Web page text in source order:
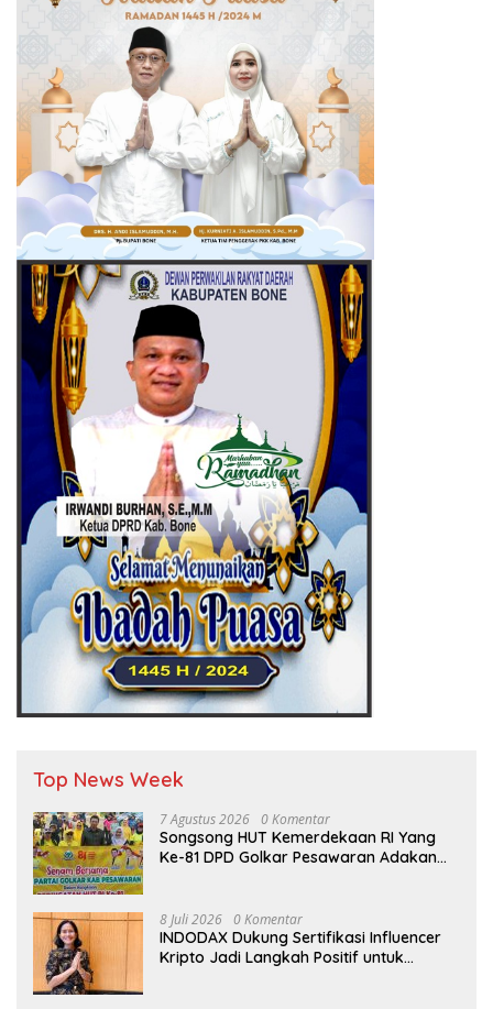
Top News Week
7 Agustus 2026 0 Komentar
Songsong HUT Kemerdekaan RI Yang
Ke-81 DPD Golkar Pesawaran Adakan
8 Juli 2026 0 Komentar
INDODAX Dukung Sertifikasi Influencer
Kripto Jadi Langkah Positif untuk